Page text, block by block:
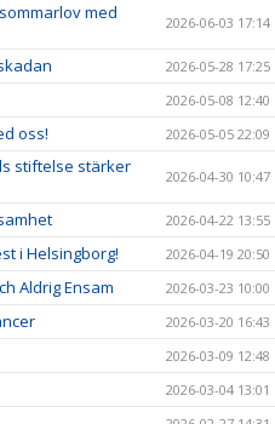
med
2026-06-03 17:14
2026-05-28 17:25
2026-05-08 12:40
oss! 2026-05-05 22:09
stiftelse stärker
2026-04-30 10:47
2026-04-22 13:55
i Helsingborg! 2026-04-19 20:50
Aldrig Ensam 2026-03-23 10:00
2026-03-20 16:43
2026-03-09 12:48
2026-03-04 13:01